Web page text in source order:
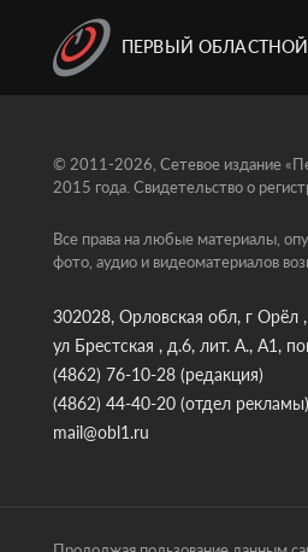
ПЕРВЫЙ
© 2011-2026, Сетевое издание
2015 года. Свидетельство о
Все права на любые материалы,
фото, аудио и видеоматериалов
302028, Орловская обл, г Орёл ,
ул Брестская , д.6, лит. А., А1,
(4862) 76-10-28 (редакция)
(4862) 44-40-20 (отдел рекламы)
mail@obl1.ru